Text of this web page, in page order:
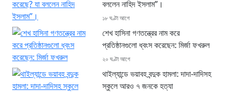
বললেন নাহিদ ইসলাম”।
১৮ ঘণ্টা আগে
শেখ হাসিনা গণতন্ত্রের নাম করে
প্রতিষ্ঠানগুলো ধ্বংস করেছেন: মির্জা ফখরুল
২০ ঘণ্টা আগে
থাইল্যান্ডে ভয়াবহ বন্দুক হামলা: দাদা-দাদিসহ
স্কুলে আরও ৭ জনকে হত্যা